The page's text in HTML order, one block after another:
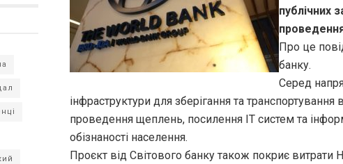
публічних
Про це
банку.
Серед
інфраструктури для зберігання та
проведення щеплень, посилення IT систем та
обізнаності населення.
Проєкт від Світового банку також покриє витрати